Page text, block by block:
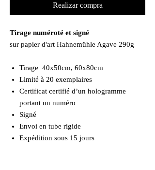
Realizar compra
Tirage numéroté et signé
sur papier d'art Hahnemühle Agave 290g
Tirage 40x50cm, 60x80cm
Limité à 20 exemplaires
Certificat certifié d’un hologramme
portant un numéro
Signé
Envoi en tube rigide
Expédition sous 15 jours